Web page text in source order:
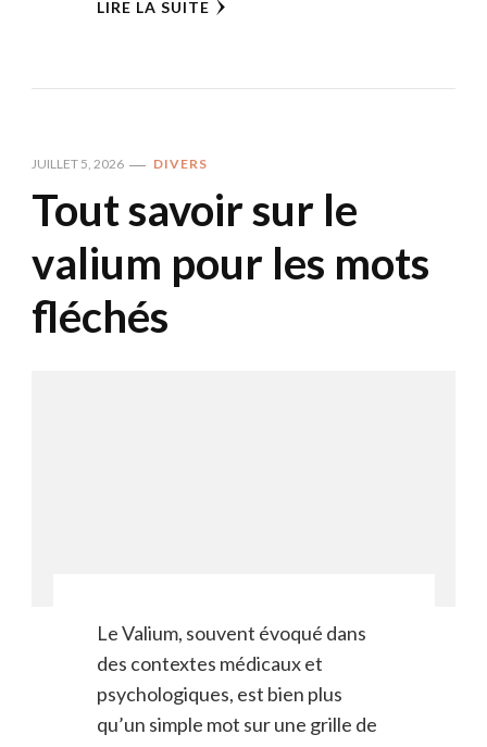
LIRE LA SUITE
JUILLET 5, 2026 DIVERS
Tout savoir sur le
valium pour les mots
fléchés
Le Valium, souvent évoqué dans
des contextes médicaux et
psychologiques, est bien plus
qu’un simple mot sur une grille de